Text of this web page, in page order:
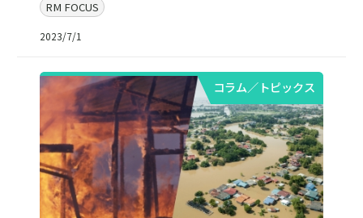
RM FOCUS
2023/7/1
コラム／トピックス